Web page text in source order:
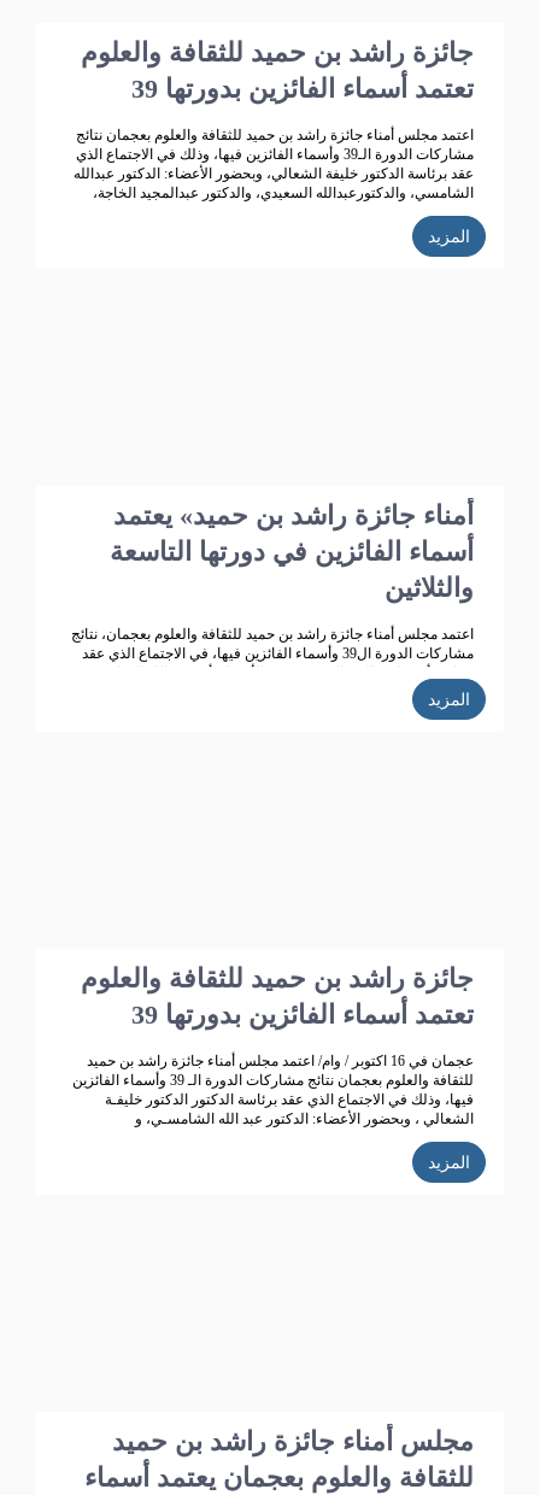
جائزة راشد بن حميد للثقافة والعلوم
تعتمد أسماء الفائزين بدورتها 39
اعتمد مجلس أمناء جائزة راشد بن حميد للثقافة والعلوم بعجمان نتائج
مشاركات الدورة الـ39 وأسماء الفائزين فيها، وذلك في الاجتماع الذي
عقد برئاسة الدكتور خليفة الشعالي، وبحضور الأعضاء: الدكتور عبدالله
الشامسي، والدكتورعبدالله السعيدي، والدكتور عبدالمجيد الخاجة،
والدكتور خالد الخاجة، والدكتور سيف الشعالي، والدكتورة نهلة
القاسمي، وأحمد حبيب الغريب، وخميس عبدالله، ونجيبة محمد
الرفاعي، وفائقة هلال بوهزاع. 352 مشاركاً
المزيد
أمناء جائزة راشد بن حميد» يعتمد
أسماء الفائزين في دورتها التاسعة
والثلاثين
اعتمد مجلس أمناء جائزة راشد بن حميد للثقافة والعلوم بعجمان، نتائج
مشاركات الدورة ال39 وأسماء الفائزين فيها، في الاجتماع الذي عقد
ود. عبدالله السعيدي، ود. عبد المجيد الخاجة، ود. خالد الخاجة، ود. سيف
الشعالي، ود. نهلة القاسمي، وأحمد حبيب الغريب، وخميس عبدالله،
المزيد
جائزة راشد بن حميد للثقافة والعلوم
تعتمد أسماء الفائزين بدورتها 39
عجمان في 16 اكتوبر / وام/ اعتمد مجلس أمناء جائزة راشد بن حميد
للثقافة والعلوم بعجمان نتائج مشاركات الدورة الـ 39 وأسماء الفائزين
فيها، وذلك في الاجتماع الذي عقد برئاسة الدكتور الدكتور خليفـة
الشعالي ، وبحضور الأعضاء: الدكتور عبد الله الشامسـي، و
الدكتورعبدالله السعيدي، و الدكتور عبد المجيد الخاجـة، و الدكتور خالد
الخاجة، و الدكتور سيـف الشعالـي، والدكتورة نهلة القاسمي، وأحـمد
حـبيب الغريب، وخميس عبدالله،ونجيبـة محمد الرفاعي. وسعادة فائقة
المزيد
مجلس أمناء جائزة راشد بن حميد
للثقافة والعلوم بعجمان يعتمد أسماء